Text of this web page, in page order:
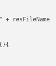
+ resFileName
{}{